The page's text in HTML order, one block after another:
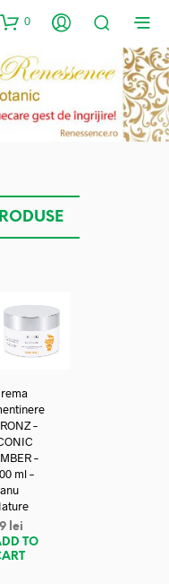
0
–
–
ml –
lei
TO